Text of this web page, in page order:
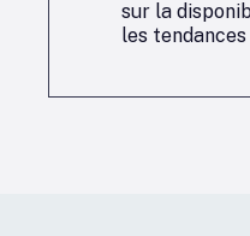
sur la
les